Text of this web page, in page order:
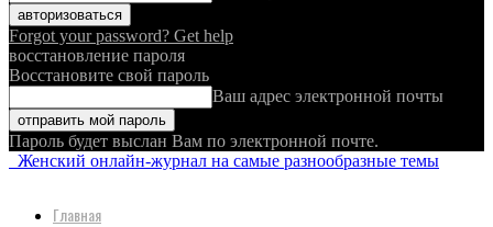
Forgot your password? Get help
восстановление пароля
Восстановите свой пароль
Ваш адрес электронной почты
Пароль будет выслан Вам по электронной почте.
Женский онлайн-журнал на самые разнообразные темы
Главная